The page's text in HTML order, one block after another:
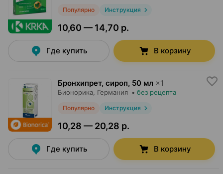
Популярно Инструкция
10,60 — 14,70 р.
Где купить В корзину
Бронхипрет, сироп, 50 мл ×1
Бионорика , Германия • без рецепта
Популярно Инструкция
10,28 — 20,28 р.
Где купить В корзину